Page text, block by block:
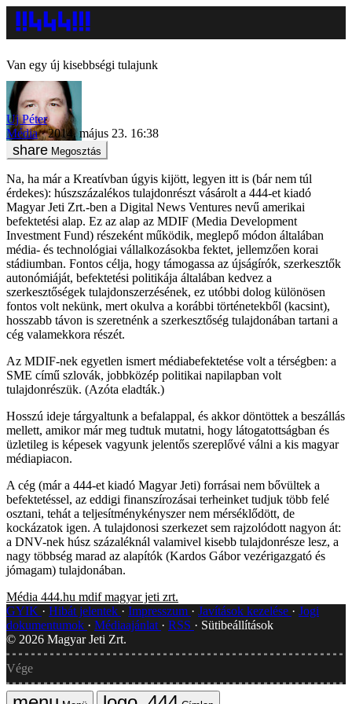
Van egy új kisebbségi tulajunk
Uj Péter
Média
2014. május 23. 16:38
Megosztás
Na, ha már a Kreatívban úgyis kijött, legyen itt is (bár nem túl
érdekes): húszszázalékos tulajdonrészt vásárolt a 444-et kiadó
Magyar Jeti Zrt.-ben a Digital News Ventures nevű amerikai
befektetési alap. Ez az alap az MDIF (Media Development
Investment Fund) részeként működik, meglepő módon általában
média- és technológiai vállalkozásokba fektet, jellemzően korai
stádiumban. Fontos célja, hogy támogassa az újságírók, szerkesztők
autonómiáját, befektetési politikája általában kedvez a
szerkesztőségek tulajdonszerzésének, ez utóbbi dolog különösen
fontos volt nekünk, mert okulva a korábbi történetekből (kacsint),
hosszabb távon is szeretnénk a szerkesztőség tulajdonában tartani a
cég valamekkora részét.
Az MDIF-nek egyetlen ismert médiabefektetése volt a térségben: a
SME című szlovák, jobbközép politikai napilapban volt
tulajdonrészük. (Azóta eladták.)
Hosszú ideje tárgyaltunk a befalappal, és akkor döntöttek a beszállás
mellett, amikor már meg tudtuk mutatni, hogy látogatottságban és
üzletileg is képesek vagyunk jelentős szereplővé válni a kis magyar
médiapiacon.
A cég (már a 444-et kiadó Magyar Jeti) forrásai nem bővültek a
befektetéssel, az eddigi finanszírozásai terheinket tudjuk több felé
osztani, tehát a teljesítménykényszer nem mérséklődött, de
kockázatok igen. A tulajdonosi szerkezet sem rajzolódott nagyon át:
a DNV-nek húsz százaléknál valamivel kisebb tulajdonrésze lesz, a
nagy többség marad az alapítók (Kardos Gábor vezérigazgató és
jómagam) tulajdonában.
Média 444.hu mdif magyar jeti zrt.
GYIK
Hibát jelentek Impresszum Javítások kezelése
Jogi
dokumentumok
Médiaajánlat RSS
Sütibeállítások
© 2026 Magyar Jeti Zrt.
Vége